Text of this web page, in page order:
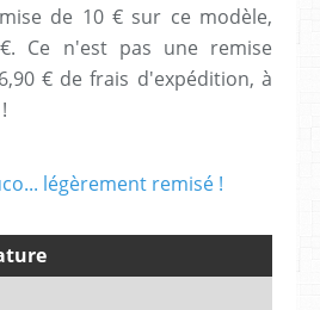
de 10 € sur ce modèle,
Ce n'est pas une remise
€ de frais d'expédition, à